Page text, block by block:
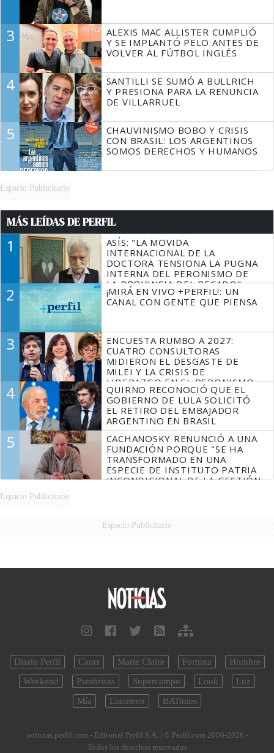
3
ALEXIS MAC ALLISTER CUMPLIÓ
Y SE IMPLANTÓ PELO ANTES DE
VOLVER AL FÚTBOL INGLÉS
4
SANTILLI SE SUMÓ A BULLRICH
Y PRESIONA PARA LA RENUNCIA
DE VILLARRUEL
5
CHAUVINISMO BOBO Y CRISIS
CON BRASIL: LOS ARGENTINOS
SOMOS DERECHOS Y HUMANOS
Espacio Publicitario
MÁS LEÍDAS DE PERFIL
1
ASÍS: "LA MOVIDA
INTERNACIONAL DE LA
DOCTORA TENSIONA LA PUGNA
INTERNA DEL PERONISMO DE
LA PROVINCIA DEL PECADO"
2
¡MIRÁ EN VIVO +PERFIL!: UN
CANAL CON GENTE QUE PIENSA
3
ENCUESTA RUMBO A 2027:
CUATRO CONSULTORAS
MIDIERON EL DESGASTE DE
MILEI Y LA CRISIS DE
LIDERAZGO EN EL PERONISMO
4
QUIRNO RECONOCIÓ QUE EL
GOBIERNO DE LULA SOLICITÓ
EL RETIRO DEL EMBAJADOR
ARGENTINO EN BRASIL
5
CACHANOSKY RENUNCIÓ A UNA
FUNDACIÓN PORQUE "SE HA
TRANSFORMADO EN UNA
ESPECIE DE INSTITUTO PATRIA
INCONDICIONAL DE LA GESTIÓN
Espacio Publicitario
Espacio Publicitario
Diario Perfil Caras Marie Claire Fortuna
Hombre
Weekend
Parabrisas Supercampo Look
Luz
Mía
Lunateen BATimes
noticias.perfil.com - Editorial Perfil S.A. | © Perfil.com 2006-2026 -
Todos los derechos reservados